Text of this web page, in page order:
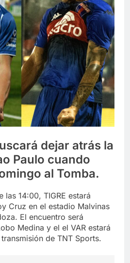
dejar atrás la
Paulo cuando
al Tomba.
las 14:00, TIGRE estará
Cruz en el estadio Malvinas
El encuentro será
Medina y el el VAR estará
de TNT Sports.